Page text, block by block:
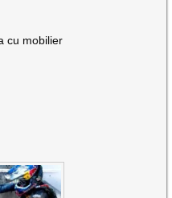
cu mobilier